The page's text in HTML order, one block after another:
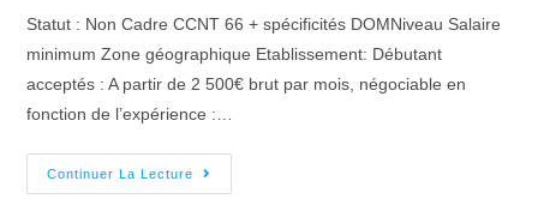
Statut : Non Cadre CCNT 66 + spécificités DOMNiveau Salaire
minimum Zone géographique Etablissement: Débutant
acceptés : A partir de 2 500€ brut par mois, négociable en
fonction de l’expérience :…
Continuer La Lecture